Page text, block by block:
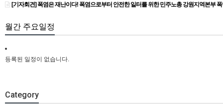
[기자회견] 폭염은 재난이다! 폭염으로부터 안전한 일터를 위한 민주노총 강원지역본부
월간 주요일정
등록된 일정이 없습니다.
Category